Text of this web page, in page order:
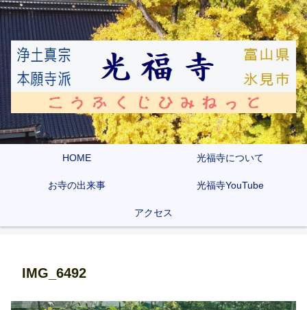
HOME 光福寺について
お寺の出来事 光福寺YouTube
アクセス
IMG_6492